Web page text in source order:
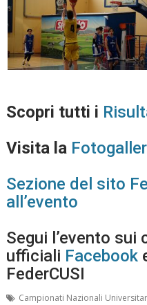
Scopri tutti i
Visita la
Sezione del sito
all’evento
Segui l’evento sui
ufficiali Facebook
FederCUSI
Campionati Nazionali